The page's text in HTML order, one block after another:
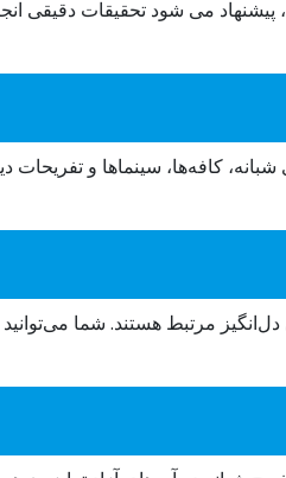
می ‌شود تحقیقات دقیقی
کافه‌ها، سینماها و تفریحات
مرتبط هستند. شما